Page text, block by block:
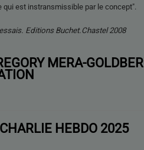
qui est instransmissible par le concept".
Editions Buchet.Chastel 2008
MÉRA-
HEBDO 2025